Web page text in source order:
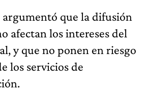
que la difusión
afectan los intereses del
y que no ponen en riesgo
los servicios de